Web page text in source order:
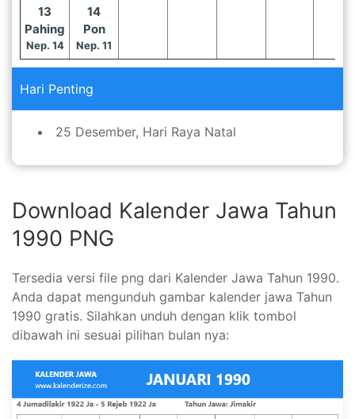
13
Pahing
Nep. 14
14
Pon
Nep. 11
Hari Penting
25 Desember, Hari Raya Natal
Download Kalender Jawa Tahun
1990 PNG
Tersedia versi file png dari Kalender Jawa Tahun 1990.
Anda dapat mengunduh gambar kalender jawa Tahun
1990 gratis. Silahkan unduh dengan klik tombol
dibawah ini sesuai pilihan bulan nya: